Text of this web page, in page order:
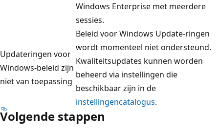
Windows Enterprise met meerdere
sessies.
Updateringen voor
Windows-beleid zijn
niet van toepassing
Beleid voor Windows Update-ringen
wordt momenteel niet ondersteund.
Kwaliteitsupdates kunnen worden
beheerd via instellingen die
beschikbaar zijn in de
instellingencatalogus.
Volgende stappen